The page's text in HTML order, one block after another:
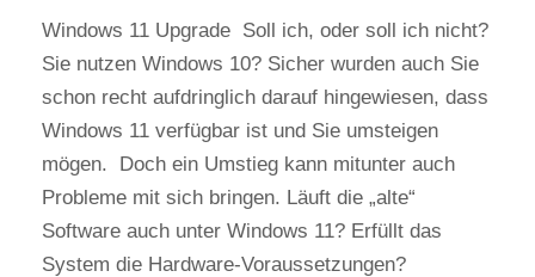
Windows 11 Upgrade Soll ich, oder soll ich nicht?
Sie nutzen Windows 10? Sicher wurden auch Sie
schon recht aufdringlich darauf hingewiesen, dass
Windows 11 verfügbar ist und Sie umsteigen
mögen. Doch ein Umstieg kann mitunter auch
Probleme mit sich bringen. Läuft die „alte“
Software auch unter Windows 11? Erfüllt das
System die Hardware-Voraussetzungen?